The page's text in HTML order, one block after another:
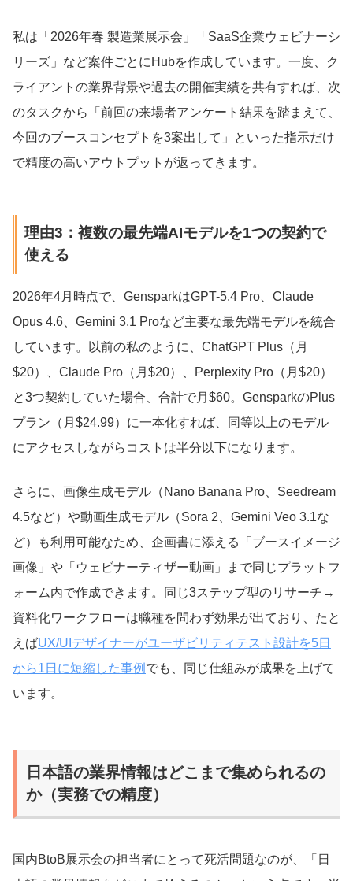
私は「2026年春 製造業展示会」「SaaS企業ウェビナーシ
リーズ」など案件ごとにHubを作成しています。一度、ク
ライアントの業界背景や過去の開催実績を共有すれば、次
のタスクから「前回の来場者アンケート結果を踏まえて、
今回のブースコンセプトを3案出して」といった指示だけ
で精度の高いアウトプットが返ってきます。
理由3：複数の最先端AIモデルを1つの契約で
使える
2026年4月時点で、GensparkはGPT-5.4 Pro、Claude
Opus 4.6、Gemini 3.1 Proなど主要な最先端モデルを統合
しています。以前の私のように、ChatGPT Plus（月
$20）、Claude Pro（月$20）、Perplexity Pro（月$20）
と3つ契約していた場合、合計で月$60。GensparkのPlus
プラン（月$24.99）に一本化すれば、同等以上のモデル
にアクセスしながらコストは半分以下になります。
さらに、画像生成モデル（Nano Banana Pro、Seedream
4.5など）や動画生成モデル（Sora 2、Gemini Veo 3.1な
ど）も利用可能なため、企画書に添える「ブースイメージ
画像」や「ウェビナーティザー動画」まで同じプラットフ
ォーム内で作成できます。同じ3ステップ型のリサーチ→
資料化ワークフローは職種を問わず効果が出ており、たと
えばUX/UIデザイナーがユーザビリティテスト設計を5日
から1日に短縮した事例 でも、同じ仕組みが成果を上げて
います。
日本語の業界情報はどこまで集められるの
か（実務での精度）
国内BtoB展示会の担当者にとって死活問題なのが、「日